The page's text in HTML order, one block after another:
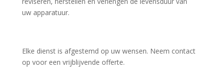
uw apparatuur.
Elke dienst is afgestemd op uw wensen. Neem contact
op voor een vrijblijvende offerte.